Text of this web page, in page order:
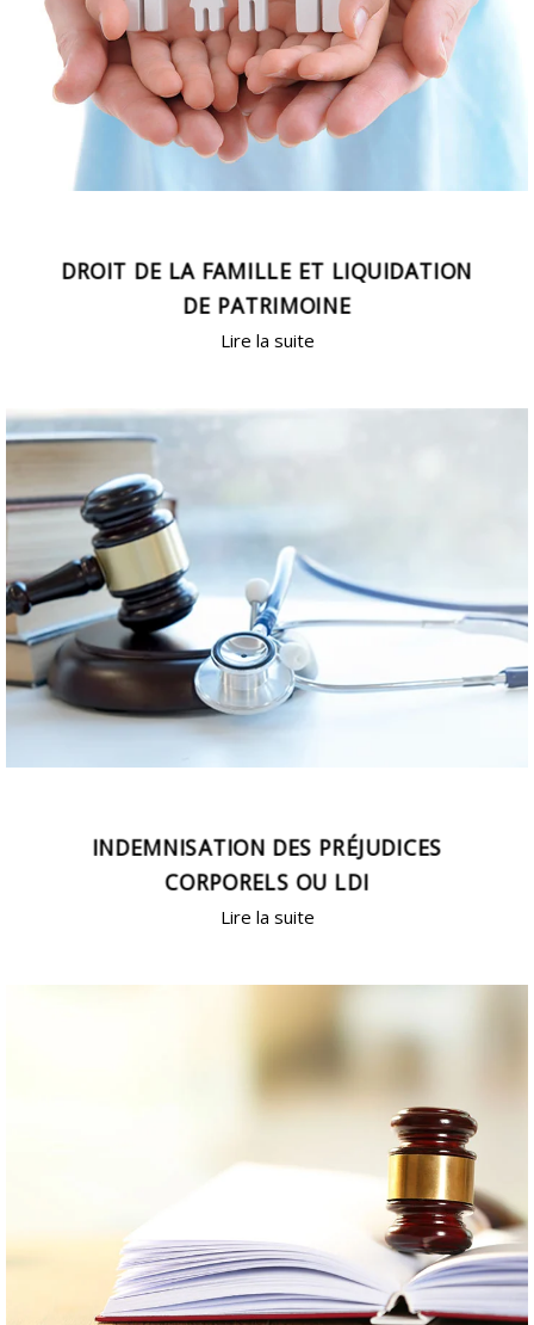
DROIT DE LA FAMILLE ET LIQUIDATION
DE PATRIMOINE
Lire la suite
INDEMNISATION DES PRÉJUDICES
CORPORELS OU LDI
Lire la suite